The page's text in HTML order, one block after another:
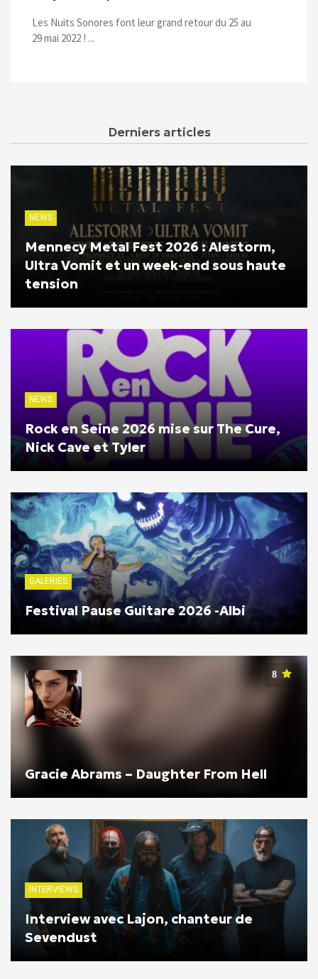
Les Nuits Sonores font leur grand retour du 25 au
29 mai 2022 ! ...
Derniers articles
NEWS
Mennecy Metal Fest 2026 : Alestorm,
Ultra Vomit et un week-end sous haute
tension
NEWS
Rock en Seine 2026 mise sur The Cure,
Nick Cave et Tyler
GALERIES
Festival Pause Guitare 2026 -Albi
8
Gracie Abrams – Daughter From Hell
INTERVIEWS
Interview avec Lajon, chanteur de
Sevendust